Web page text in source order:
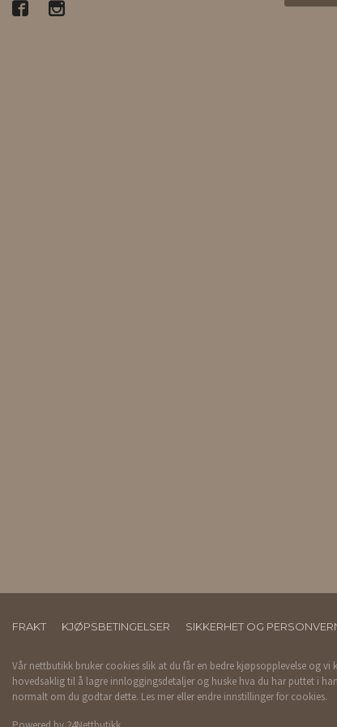
FRAKT KJØPSBETINGELSER SIKKERHET OG
Vår nettbutikk bruker cookies slik at du får en bedre kjøpsopplevelse og vi
hovedsaklig til å lagre innloggingsdetaljer og huske hva du har puttet i
normalt om du godtar dette. Les mer eller endre innstillinger for cookies.